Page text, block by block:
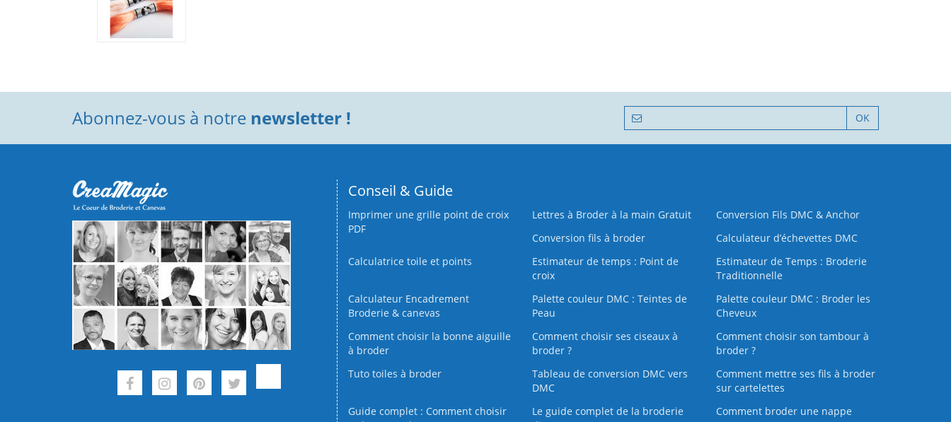
Abonnez-vous à notre newsletter ! OK
Conseil & Guide
Imprimer une grille point de croix
PDF
Lettres à Broder à la main Gratuit
Conversion Fils DMC & Anchor
Conversion fils à broder
Calculateur d’échevettes DMC
Calculatrice toile et points
Estimateur de temps : Point de
croix
Estimateur de Temps : Broderie
Traditionnelle
Calculateur Encadrement
Broderie & canevas
Palette couleur DMC : Teintes de
Peau
Palette couleur DMC : Broder les
Cheveux
Comment choisir la bonne aiguille
à broder
Comment choisir ses ciseaux à
broder ?
Comment choisir son tambour à
broder ?
Tuto toiles à broder
Tableau de conversion DMC vers
DMC
Comment mettre ses fils à broder
sur cartelettes
Guide complet : Comment choisir
Le guide complet de la broderie
Comment broder une nappe